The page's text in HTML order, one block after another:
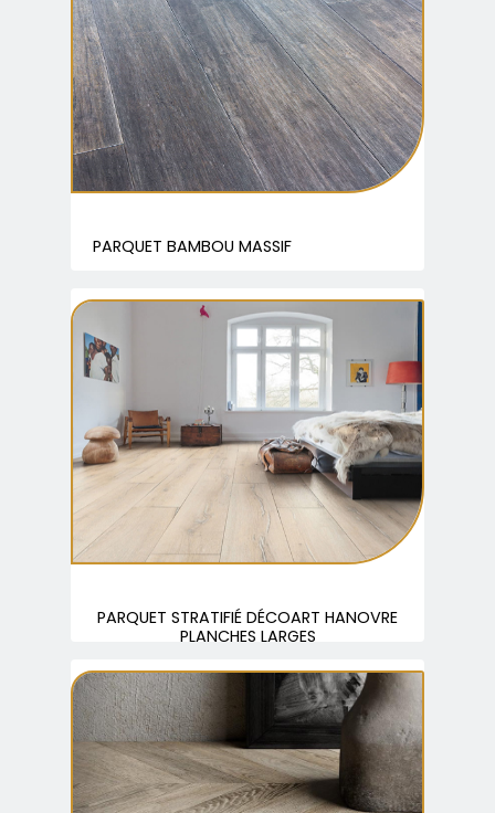
PARQUET BAMBOU MASSIF
PARQUET STRATIFIÉ DÉCOART HANOVRE
PLANCHES LARGES